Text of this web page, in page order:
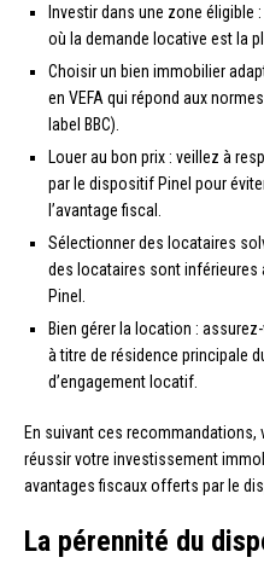
Investir dans une zone éligible
où la demande locative est la
Choisir un bien immobilier
en VEFA qui répond aux
label BBC).
Louer au bon prix : veillez à
par le dispositif Pinel pour
l’avantage fiscal.
Sélectionner des locataires
des locataires sont
Pinel.
Bien gérer la location :
à titre de résidence principale
d’engagement locatif.
En suivant ces
réussir votre investissement
avantages fiscaux offerts par le
La pérennité du